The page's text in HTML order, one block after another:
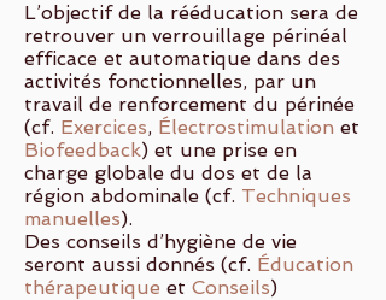
L’objectif de la rééducation sera de
retrouver un verrouillage périnéal
efficace et automatique dans des
activités fonctionnelles, par un
travail de renforcement du périnée
(cf. Exercices, Électrostimulation et
Biofeedback) et une prise en
charge globale du dos et de la
région abdominale (cf. Techniques
manuelles).
Des conseils d’hygiène de vie
seront aussi donnés (cf. Éducation
thérapeutique et Conseils)